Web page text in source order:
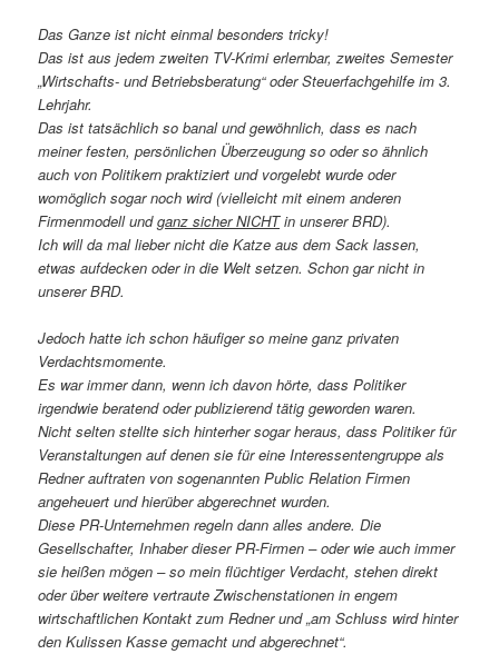
Das Ganze ist nicht einmal besonders tricky!
Das ist aus jedem zweiten TV-Krimi erlernbar, zweites Semester
„Wirtschafts- und Betriebsberatung“ oder Steuerfachgehilfe im 3.
Lehrjahr.
Das ist tatsächlich so banal und gewöhnlich, dass es nach
meiner festen, persönlichen Überzeugung so oder so ähnlich
auch von Politikern praktiziert und vorgelebt wurde oder
womöglich sogar noch wird (vielleicht mit einem anderen
Firmenmodell undganz sicher NICHTin unserer BRD).
Ich will da mal lieber nicht die Katze aus dem Sack lassen,
etwas aufdecken oder in die Welt setzen. Schon gar nicht in
unserer BRD.
Jedoch hatte ich schon häufiger so meine ganz privaten
Verdachtsmomente.
Es war immer dann, wenn ich davon hörte, dass Politiker
irgendwie beratend oder publizierend tätig geworden waren.
Nicht selten stellte sich hinterher sogar heraus, dass Politiker für
Veranstaltungen auf denen sie für eine Interessentengruppe als
Redner auftraten von sogenannten Public Relation Firmen
angeheuert und hierüber abgerechnet wurden.
Diese PR-Unternehmen regeln dann alles andere. Die
Gesellschafter, Inhaber dieser PR-Firmen – oder wie auch immer
sie heißen mögen – so mein flüchtiger Verdacht, stehen direkt
oder über weitere vertraute Zwischenstationen in engem
wirtschaftlichen Kontakt zum Redner und „am Schluss wird hinter
den Kulissen Kasse gemacht und abgerechnet“.